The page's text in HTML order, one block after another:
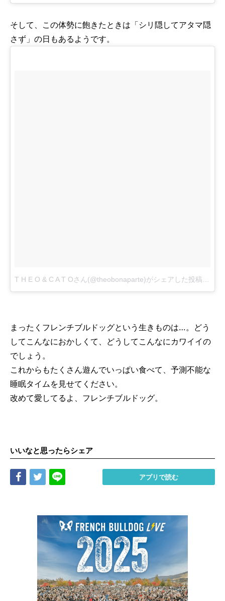
そして、この体勢に飽きたときは「シリ隠してアタマ隠
さず」の日もあるようです。
まったくフレンチブルドッグという生きものは…。どう
してこんなにおかしくて、どうしてこんなにカワイイの
でしょう。
これからもたくさん遊んでいっぱい食べて、予測不能な
睡眠タイムを見せてください。
改めて愛してるよ、フレンチブルドッグ。
いいなと思ったらシェア
Share Tweet アプリで読む